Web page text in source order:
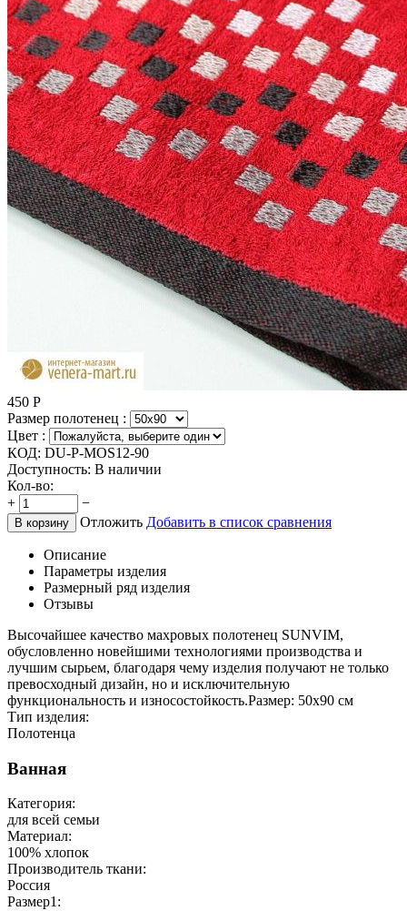
450 Р
Размер полотенец :
Цвет :
КОД: DU-P-MOS12-90
Доступность: В наличии
Кол-во:
+
−
В корзину Отложить Добавить в список сравнения
Описание
Параметры изделия
Размерный ряд изделия
Отзывы
Высочайшее качество махровых полотенец SUNVIM,
обусловленно новейшими технологиями производства и
лучшим сырьем, благодаря чему изделия получают не только
превосходный дизайн, но и исключительную
функциональность и износостойкость.Размер: 50х90 см
Тип изделия:
Полотенца
Ванная
Категория:
для всей семьи
Материал:
100% хлопок
Производитель ткани:
Россия
Размер1: